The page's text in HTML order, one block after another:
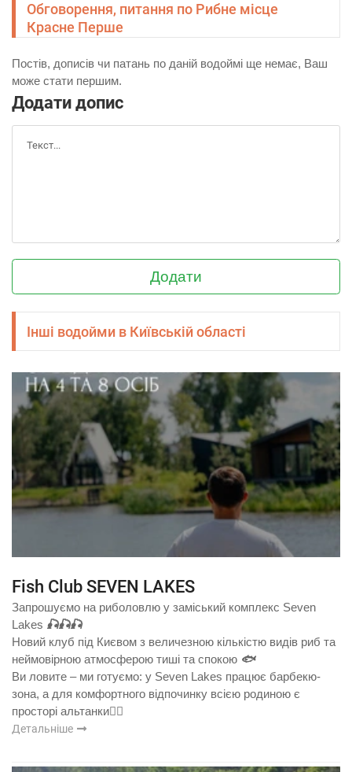
Обговорення, питання по Рибне місце
Красне Перше
Постів, дописів чи патань по даній водоймі ще немає, Ваш
може стати першим.
Додати допис
Додати
Інші водойми в Київській області
Fish Club SEVEN LAKES
Запрошуємо на риболовлю у заміський комплекс Seven
Lakes 🎣🎣🎣
Новий клуб під Києвом з величезною кількістю видів риб та
неймовірною атмосферою тиші та спокою 🐟
Ви ловите – ми готуємо: у Seven Lakes працює барбекю-
зона, а для комфортного відпочинку всією родиною є
просторі альтанки👍🏻
Детальніше